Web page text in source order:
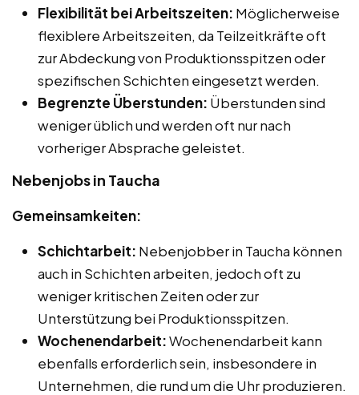
Flexibilität bei Arbeitszeiten: Möglicherweise
flexiblere Arbeitszeiten, da Teilzeitkräfte oft
zur Abdeckung von Produktionsspitzen oder
spezifischen Schichten eingesetzt werden.
Begrenzte Überstunden: Überstunden sind
weniger üblich und werden oft nur nach
vorheriger Absprache geleistet.
Nebenjobs in Taucha
Gemeinsamkeiten:
Schichtarbeit: Nebenjobber in Taucha können
auch in Schichten arbeiten, jedoch oft zu
weniger kritischen Zeiten oder zur
Unterstützung bei Produktionsspitzen.
Wochenendarbeit:Wochenendarbeit kann
ebenfalls erforderlich sein, insbesondere in
Unternehmen, die rund um die Uhr produzieren.